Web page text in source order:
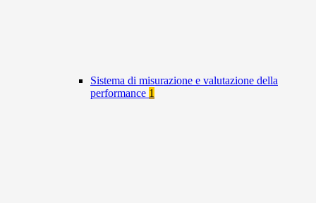
Sistema di misurazione e valutazione della
performance 1